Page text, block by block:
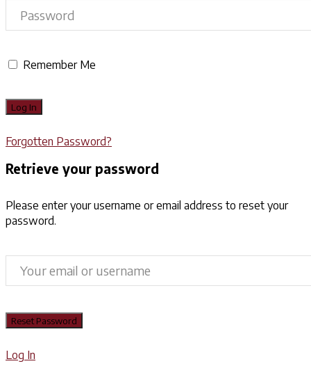
Remember Me
Forgotten Password?
Retrieve your password
Please enter your username or email address to reset your
password.
Log In